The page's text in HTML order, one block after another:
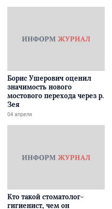
Борис Ушерович оценил
значимость нового
мостового перехода через р.
Зея
04 апреля
Кто такой стоматолог-
гигиенист, чем он